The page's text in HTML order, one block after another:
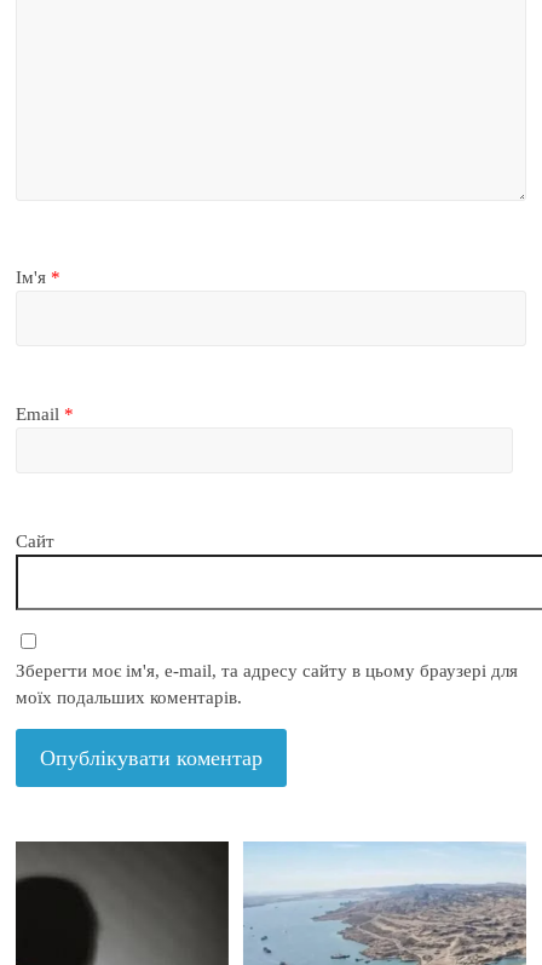
Ім'я *
Email *
Сайт
Зберегти моє ім'я, e-mail, та адресу сайту в цьому браузері для
моїх подальших коментарів.